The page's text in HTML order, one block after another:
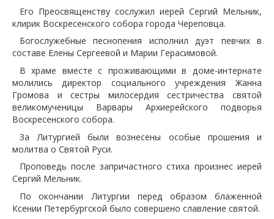
Его Преосвященству сослужил иерей Сергий Мельник,
клирик Воскресенского собора города Череповца.
Богослужебные песнопения исполнил дуэт певчих в
составе Елены Сергеевой и Марии Герасимовой.
В храме вместе с проживающими в доме-интернате
молились директор социального учреждения Жанна
Громова и сестры милосердия сестричества святой
великомученицы Варвары Архиерейского подворья
Воскресенского собора.
За Литургией были вознесены особые прошения и
молитва о Святой Руси.
Проповедь после запричастного стиха произнес иерей
Сергий Мельник.
По окончании Литургии перед образом блаженной
Ксении Петербургской было совершено славление святой.